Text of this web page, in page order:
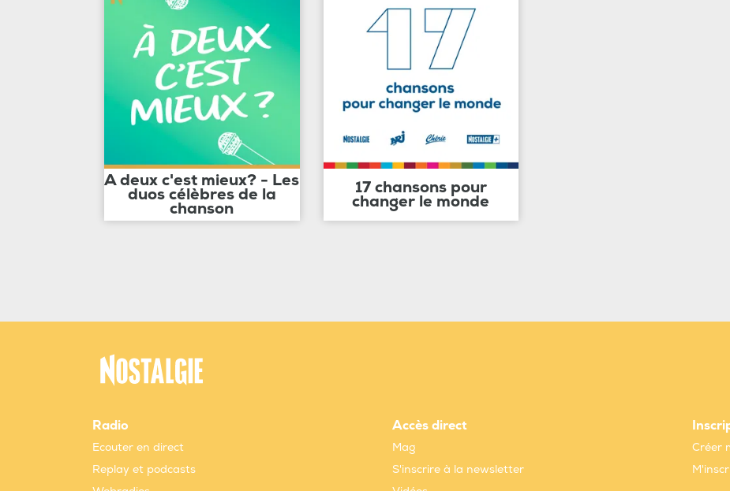
A deux c'est mieux? - Les
duos célèbres de la
chanson
17 chansons pour
changer le monde
Radio
Ecouter en direct
Replay et podcasts
Accès direct
Mag
S'inscrire à la newsletter
Créer